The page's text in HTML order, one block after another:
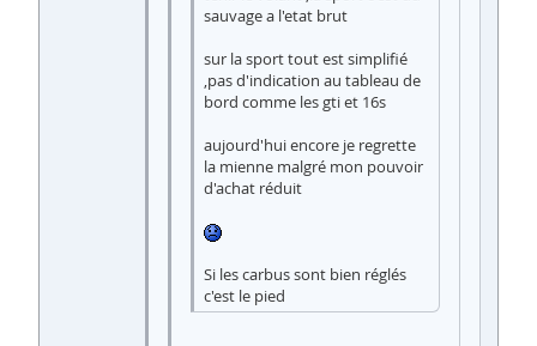
sauvage a l'etat brut
sur la sport tout est simplifié
,pas d'indication au tableau de
bord comme les gti et 16s
aujourd'hui encore je regrette
la mienne malgré mon pouvoir
d'achat réduit
Si les carbus sont bien réglés
c'est le pied